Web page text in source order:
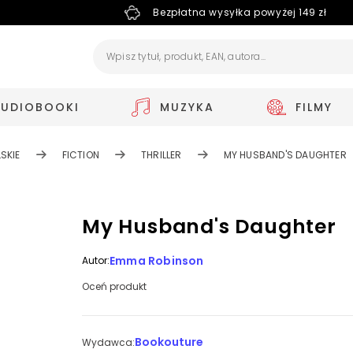
Bezpłatna wysyłka powyżej 149 zł
MUZYKA FILMY
FICTION THRILLER MY HUSBAND'S DAUGHTER
My Husband's Daughter
Autor:Emma Robinson
Oceń produkt
Wydawca:Bookouture